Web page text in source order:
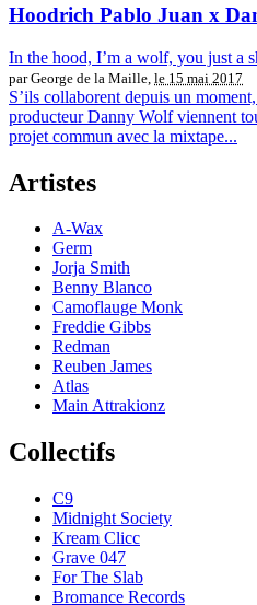
Hoodrich Pablo Juan x
In the hood, I’m a wolf, you just a
par George de la Maille, le 15 mai 2017
S’ils collaborent depuis un
producteur Danny Wolf viennent
projet commun avec la mixtape...
Artistes
A-Wax
Germ
Jorja Smith
Benny Blanco
Camoflauge Monk
Freddie Gibbs
Redman
Reuben James
Atlas
Main Attrakionz
Collectifs
C9
Midnight Society
Kream Clicc
Grave 047
For The Slab
Bromance Records